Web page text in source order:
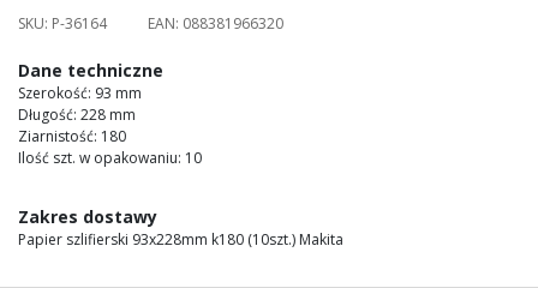
of
images
gallery
SKU: P-36164 EAN: 088381966320
Dane techniczne
Szerokość: 93 mm
Długość: 228 mm
Ziarnistość: 180
Ilość szt. w opakowaniu: 10
Zakres dostawy
Papier szlifierski 93x228mm k180 (10szt.) Makita